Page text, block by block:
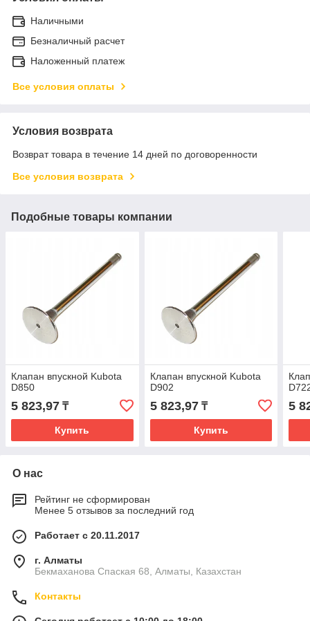
Наличными
Безналичный расчет
Наложенный платеж
Все условия оплаты
Условия возврата
Возврат товара в течение 14 дней по договоренности
Все условия возврата
Подобные товары компании
Клапан впускной Kubota
D850
5 823,97 ₸
Купить
Клапан впускной Kubota
D902
5 823,97₸
Купить
5
О нас
Рейтинг не сформирован
Менее 5 отзывов за последний год
Работает с 20.11.2017
г. Алматы
Бекмаханова Спаская 68, Алматы, Казахстан
Контакты